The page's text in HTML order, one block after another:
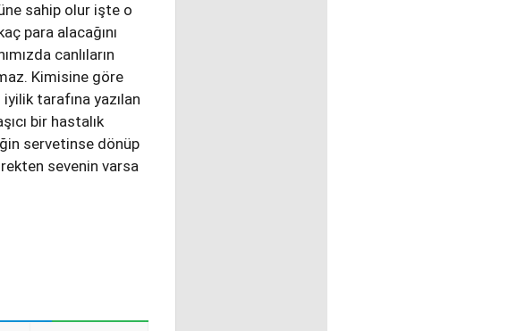
sahip olur işte o
para alacağını
canlıların
Kimisine göre
tarafına yazılan
bir hastalık
servetinse dönüp
sevenin varsa